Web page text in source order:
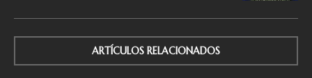
ARTÍCULOS RELACIONADOS